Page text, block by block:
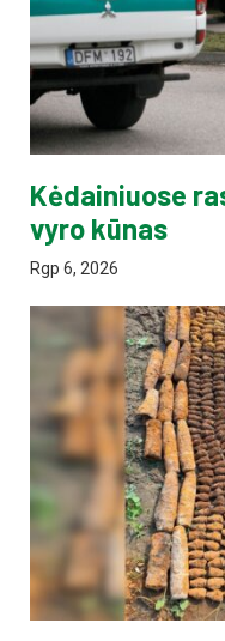
Kėdainiuose
vyro kūnas
Rgp 6, 2026